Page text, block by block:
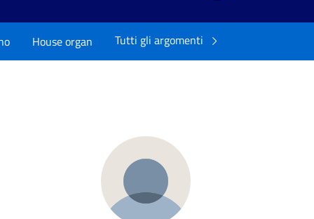
House organ Tutti gli argomenti